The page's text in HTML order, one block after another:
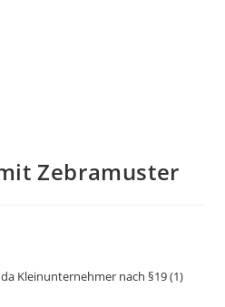
Zebramuster
Kleinunternehmer nach §19 (1)